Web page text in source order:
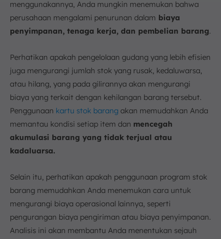
menggunakannya, Anda mungkin menemukan bahwa
perusahaan mengalami penurunan dalam biaya
penyimpanan, tenaga kerja, dan pembelian barang.
Perhatikan apakah pengelolaan gudang yang lebih efisien
juga mengurangi jumlah stok yang rusak, kedaluwarsa,
atau hilang, yang pada gilirannya akan mengurangi
biaya yang terkait dengan kehilangan barang tersebut.
Penggunaan kartu stok barang akan memudahkan Anda
memantau kondisi setiap item dan mencegah
akumulasi barang yang tidak terjual atau
kadaluarsa.
Selain itu, perhatikan apakah penggunaan program stok
barang memudahkan Anda menemukan cara untuk
mengurangi biaya operasional lainnya, seperti
pengurangan biaya pengiriman atau biaya penyimpanan.
Analisis ini akan membantu Anda menentukan sejauh